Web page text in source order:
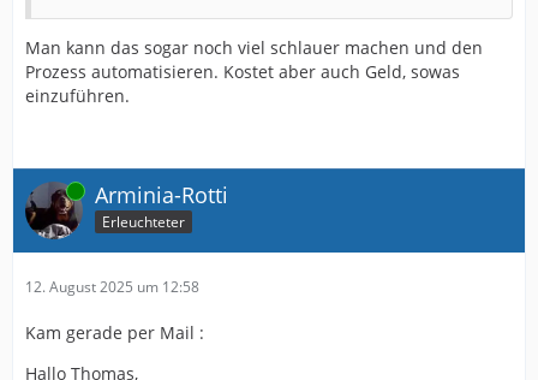
Man kann das sogar noch viel schlauer machen und den
Prozess automatisieren. Kostet aber auch Geld, sowas
einzuführen.
Online Arminia-Rotti
Erleuchteter
12. August 2025 um 12:58
Kam gerade per Mail :
Hallo Thomas,